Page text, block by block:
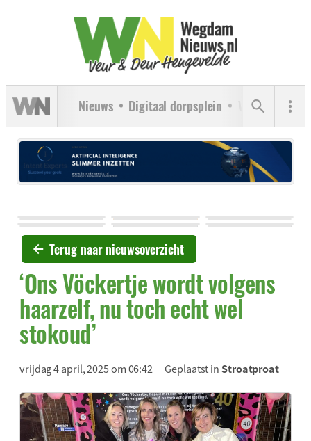
Nieuws Digitaal dorpsplein Verenigingen
Terug naar nieuwsoverzicht
‘Ons Vöckertje wordt volgens
haarzelf, nu toch echt wel
stokoud’
vrijdag 4 april, 2025 om 06:42 Geplaatst inStroatproat